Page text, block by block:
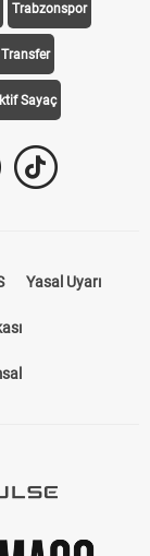
Trabzonspor
Sayaç
Yasal Uyarı